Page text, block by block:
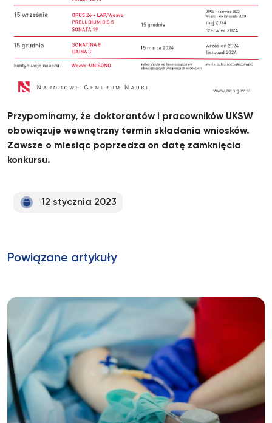
Przypominamy, że doktorantów i pracowników UKSW
obowiązuje wewnętrzny termin składania wniosków.
Zawsze o miesiąc poprzedza on datę zamknięcia
konkursu.
12 stycznia 2023
Powiązane artykuły